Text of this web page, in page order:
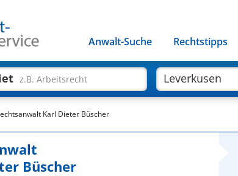
Anwalt-Suche Rechtstipps
z.B. Arbeitsrecht
Karl Dieter Büscher
Büscher